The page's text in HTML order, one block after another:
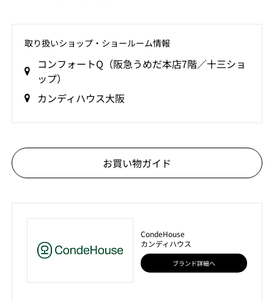
取り扱いショップ‧ショールーム情報
コンフォートQ（阪急うめだ本店7階／十三ショ
ップ）
カンディハウス大阪
お買い物ガイド
CondeHouse
カンディハウス
ブランド詳細へ